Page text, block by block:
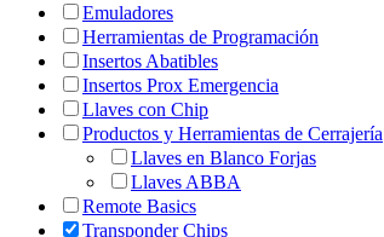
Emuladores
Herramientas de Programación
Insertos Abatibles
Insertos Prox Emergencia
Llaves con Chip
Productos y Herramientas de Cerrajería
Llaves en Blanco Forjas
Llaves ABBA
Remote Basics
Transponder Chips